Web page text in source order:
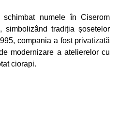
schimbat numele în Ciserom
simbolizând tradiția șosetelor
compania a fost privatizată
modernizare a atelierelor cu
ciorapi.